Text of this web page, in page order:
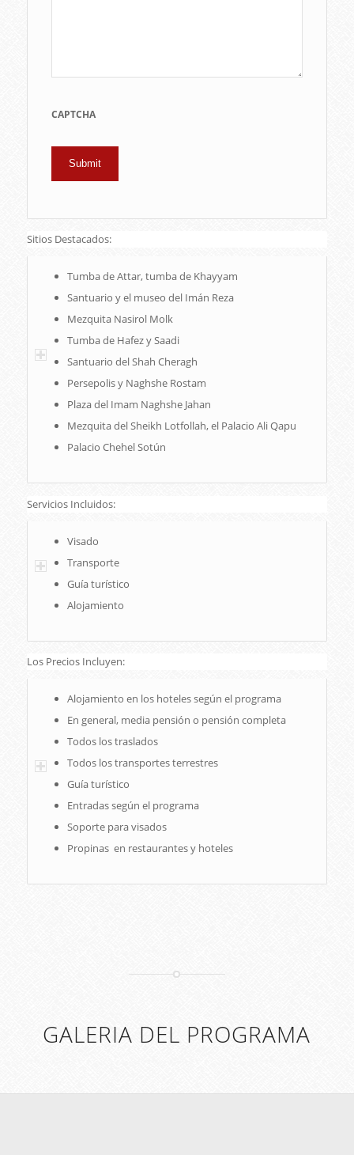
CAPTCHA
Sitios Destacados:
Tumba de Attar, tumba de Khayyam
Santuario y el museo del Imán Reza
Mezquita Nasirol Molk
Tumba de Hafez y Saadi
Santuario del Shah Cheragh
Persepolis y Naghshe Rostam
Plaza del Imam Naghshe Jahan
Mezquita del Sheikh Lotfollah, el Palacio Ali Qapu
Palacio Chehel Sotún
Servicios Incluidos:
Visado
Transporte
Guía turístico
Alojamiento
Los Precios Incluyen:
Alojamiento en los hoteles según el programa
En general, media pensión o pensión completa
Todos los traslados
Todos los transportes terrestres
Guía turístico
Entradas según el programa
Soporte para visados
Propinas en restaurantes y hoteles
GALERIA DEL PROGRAMA